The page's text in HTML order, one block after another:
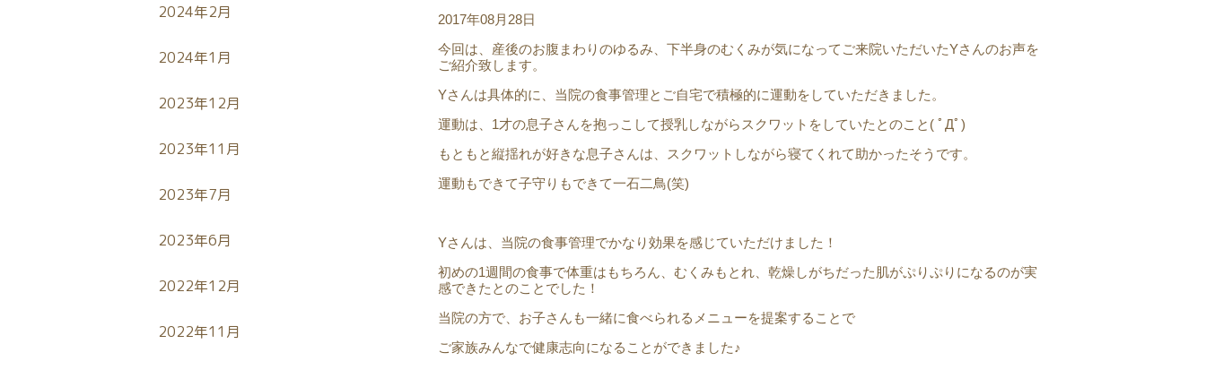
2017年08月28日
今回は、産後のお腹まわりのゆるみ、下半身のむくみが気になってご来院いただいたYさんのお声を
ご紹介致します。
Yさんは具体的に、当院の食事管理とご自宅で積極的に運動をしていただきました。
運動は、1才の息子さんを抱っこして授乳しながらスクワットをしていたとのこと( ﾟДﾟ)
もともと縦揺れが好きな息子さんは、スクワットしながら寝てくれて助かったそうです。
運動もできて子守りもできて一石二鳥(笑)
Yさんは、当院の食事管理でかなり効果を感じていただけました！
初めの1週間の食事で体重はもちろん、むくみもとれ、乾燥しがちだった肌がぷりぷりになるのが実
感できたとのことでした！
当院の方で、お子さんも一緒に食べられるメニューを提案することで
ご家族みんなで健康志向になることができました♪
2024年2月
2024年1月
2023年12月
2023年11月
2023年7月
2023年6月
2022年12月
2022年11月